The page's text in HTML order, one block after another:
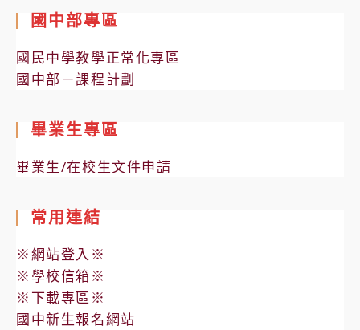
國中部專區
國民中學教學正常化專區
國中部－課程計劃
畢業生專區
畢業生/在校生文件申請
常用連結
※網站登入※
※學校信箱※
※下載專區※
國中新生報名網站